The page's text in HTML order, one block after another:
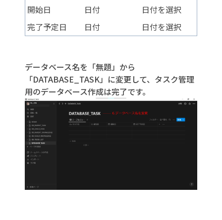
開始日
日付
日付を選択
完了予定日
日付 日付を選択
データベース名を「無題」から
「DATABASE_TASK」に変更して、タスク管理
用のデータベース作成は完了です。